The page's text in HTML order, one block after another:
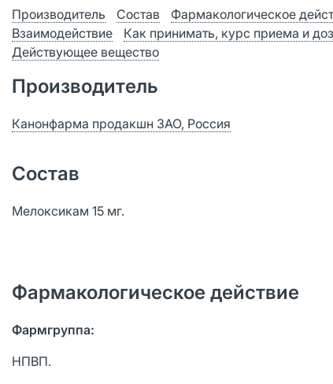
Производитель Состав Фармакологическое
Взаимодействие
Как принимать, курс приема и
Действующее вещество
Производитель
Канонфарма продакшн ЗАО, Россия
Состав
Мелоксикам 15 мг.
Фармакологическое действие
Фармгруппа:
НПВП.